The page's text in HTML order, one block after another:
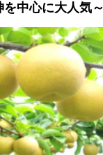
を中心に大人気～